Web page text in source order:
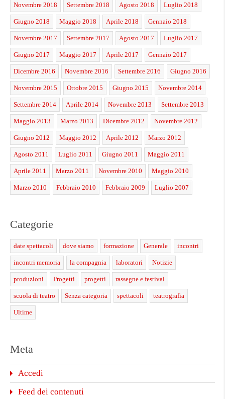
Novembre 2018 Settembre 2018 Agosto 2018 Luglio 2018
Giugno 2018 Maggio 2018 Aprile 2018 Gennaio 2018
Novembre 2017 Settembre 2017 Agosto 2017 Luglio 2017
Giugno 2017 Maggio 2017 Aprile 2017 Gennaio 2017
Dicembre 2016 Novembre 2016 Settembre 2016 Giugno 2016
Novembre 2015 Ottobre 2015 Giugno 2015 Novembre 2014
Settembre 2014 Aprile 2014 Novembre 2013 Settembre 2013
Maggio 2013 Marzo 2013 Dicembre 2012 Novembre 2012
Giugno 2012 Maggio 2012 Aprile 2012 Marzo 2012
Agosto 2011 Luglio 2011 Giugno 2011 Maggio 2011
Aprile 2011 Marzo 2011 Novembre 2010 Maggio 2010
Marzo 2010 Febbraio 2010 Febbraio 2009 Luglio 2007
Categorie
date spettacoli dove siamo formazione Generale incontri
incontri memoria la compagnia laboratori Notizie
produzioni Progetti progetti rassegne e festival
scuola di teatro Senza categoria spettacoli teatrografia
Ultime
Meta
Accedi
Feed dei contenuti